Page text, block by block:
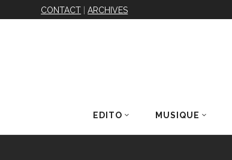
CONTACT |ARCHIVES
EDITO MUSIQUE